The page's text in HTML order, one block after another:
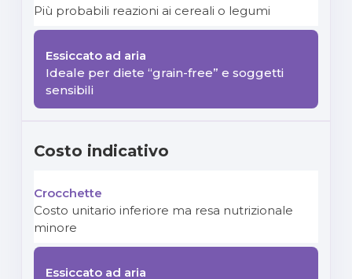
Più probabili reazioni ai cereali o legumi
Ideale per diete “grain-free” e soggetti
sensibili
Costo indicativo
Costo unitario inferiore ma resa nutrizionale
minore